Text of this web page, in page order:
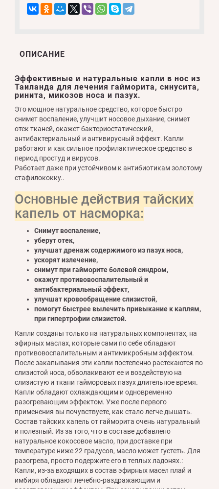
ОПИСАНИЕ
Эффективные и натуральные капли в нос из
Таиланда для лечения гайморита, синусита,
ринита, микозов носа и пазух.
Это мощное натуральное средство, которое быстро
снимет воспаление, улучшит носовое дыхание, снимет
отек тканей, окажет бактериостатический,
антибактериальный и антивирусный эффект. Капли
работают и как сильное профилактическое средство в
период простуд и вирусов.
Работает даже при устойчивом к антибиотикам золотому
стафилококку..
Основные действия тайских
капель от насморка:
Снимут воспаление,
уберут отек,
улучшат дренаж содержимого из пазух носа,
ускорят излечение,
снимут при гайморите болевой синдром,
окажут противовоспалительный и
антибактериальный эффект,
улучшат кровообращение слизистой,
помогут быстрее вылечить привыкание к каплям,
при гипертрофии слизистой.
Капли созданы только на натуральных компонентах, на
эфирных маслах, которые сами по себе обладают
противовоспалительным и антимикробным эффектом.
После закапывания эти капли постепенно растекаются по
слизистой носа, обволакивают ее и воздействую на
слизистую и ткани гайморовых пазух длительное время.
Капли обладают охлаждающим и одновременно
разогревающим эффектом. Уже после первого
применения вы почувствуете, как стало легче дышать.
Состав тайских капель от гайморита очень натуральный
и полезный. Из за того, что в составе добавлено
натуральное кокосовое масло, при доставке при
температуре ниже 22 градусов, масло может густеть. Для
разогрева, просто подержите его в теплых ладонях.:
Капли, из-за входящих в состав эфирных масел плай и
имбиря обладают лечебно-раздражающим и